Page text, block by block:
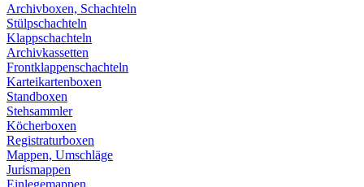
Archivboxen, Schachteln
Stülpschachteln
Klappschachteln
Archivkassetten
Frontklappenschachteln
Karteikartenboxen
Standboxen
Stehsammler
Köcherboxen
Registraturboxen
Mappen, Umschläge
Jurismappen
Einlegemappen